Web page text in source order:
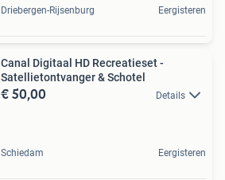
Driebergen-Rijsenburg Eergisteren
Canal Digitaal HD Recreatieset -
Satellietontvanger & Schotel
€ 50,00 Details
Schiedam Eergisteren